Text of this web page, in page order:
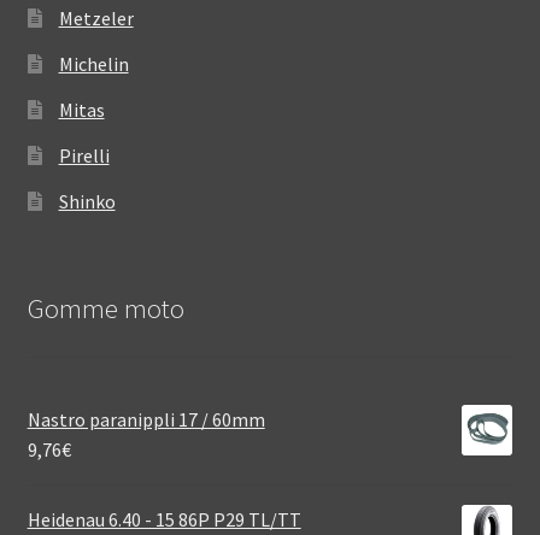
Metzeler
Michelin
Mitas
Pirelli
Shinko
Gomme moto
Nastro paranippli 17 / 60mm
9,76€
Heidenau 6.40 - 15 86P P29 TL/TT